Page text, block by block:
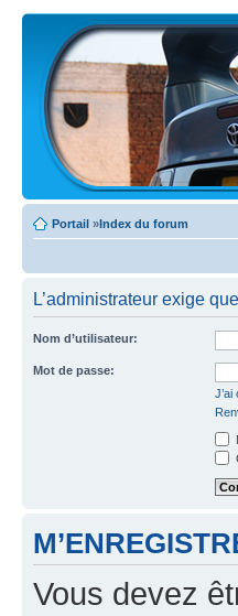
Portail »Index du forum
L’administrateur exige
Nom d’utilisateur:
Mot de passe:
Vous devez